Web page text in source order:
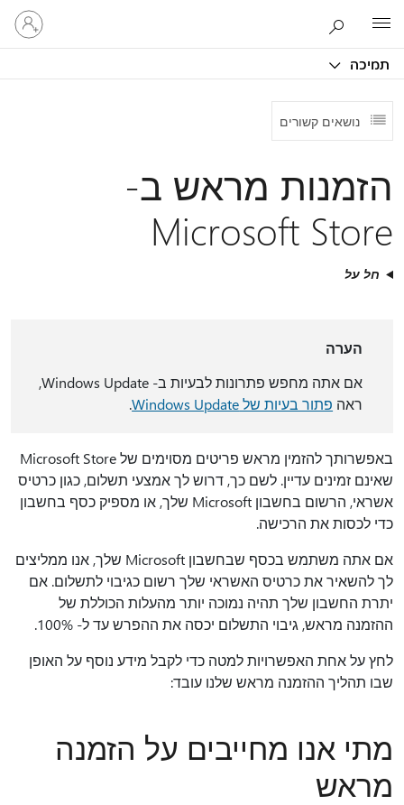
תמיכה
היכנס
לחשבון
שלך
נושאים קשורים
הזמנות מראש ב-
Microsoft Store
חל על
הערה
אם אתה מחפש פתרונות לבעיות ב- Windows Update,
ראה ‫פתור בעיות של Windows Update‬ .
באפשרותך להזמין מראש פריטים מסוימים של Microsoft Store
שאינם זמינים עדיין. לשם כך, דרוש לך אמצעי תשלום, כגון כרטיס
אשראי, הרשום בחשבון Microsoft שלך, או מספיק כסף בחשבון
כדי לכסות את הרכישה.
אם אתה משתמש בכסף שבחשבון Microsoft שלך, אנו ממליצים
לך להשאיר את כרטיס האשראי שלך רשום כגיבוי לתשלום. אם
יתרת החשבון שלך תהיה נמוכה יותר מהעלות הכוללת של
ההזמנה מראש, גיבוי התשלום יכסה את ההפרש עד ל- 100%.
לחץ על אחת האפשרויות למטה כדי לקבל מידע נוסף על האופן
שבו תהליך ההזמנה מראש שלנו עובד:
מתי אנו מחייבים על הזמנה
מראש